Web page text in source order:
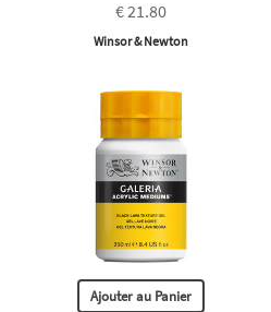
€ 21.80
Winsor & Newton
Ajouter au Panier